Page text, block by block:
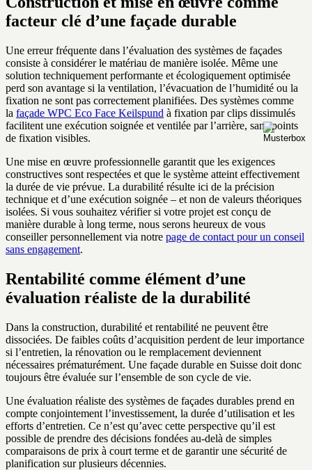
facteur clé d’une façade durable
Une erreur fréquente dans l’évaluation des systèmes de façades
consiste à considérer le matériau de manière isolée. Même une
solution techniquement performante et écologiquement optimisée
perd son avantage si la ventilation, l’évacuation de l’humidité ou la
fixation ne sont pas correctement planifiées. Des systèmes comme
la façade WPC Eco Face Keilspund à fixation par clips dissimulés
facilitent une exécution soignée et ventilée par l’arrière, sans points
de fixation visibles.
Une mise en œuvre professionnelle garantit que les exigences
constructives sont respectées et que le système atteint effectivement
la durée de vie prévue. La durabilité résulte ici de la précision
technique et d’une exécution soignée – et non de valeurs théoriques
isolées. Si vous souhaitez vérifier si votre projet est conçu de
manière durable à long terme, nous serons heureux de vous
conseiller personnellement via notre page de contact pour un conseil
sans engagement.
Rentabilité comme élément d’une
évaluation réaliste de la durabilité
Dans la construction, durabilité et rentabilité ne peuvent être
dissociées. De faibles coûts d’acquisition perdent de leur importance
si l’entretien, la rénovation ou le remplacement deviennent
nécessaires prématurément. Une façade durable en Suisse doit donc
toujours être évaluée sur l’ensemble de son cycle de vie.
Une évaluation réaliste des systèmes de façades durables prend en
compte conjointement l’investissement, la durée d’utilisation et les
efforts d’entretien. Ce n’est qu’avec cette perspective qu’il est
possible de prendre des décisions fondées au-delà de simples
comparaisons de prix à court terme et de garantir une sécurité de
planification sur plusieurs décennies.